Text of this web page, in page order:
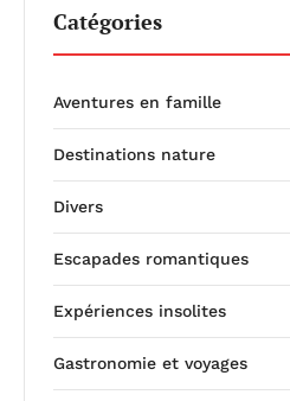
Catégories
Aventures en famille
Destinations nature
Divers
Escapades romantiques
Expériences insolites
Gastronomie et voyages